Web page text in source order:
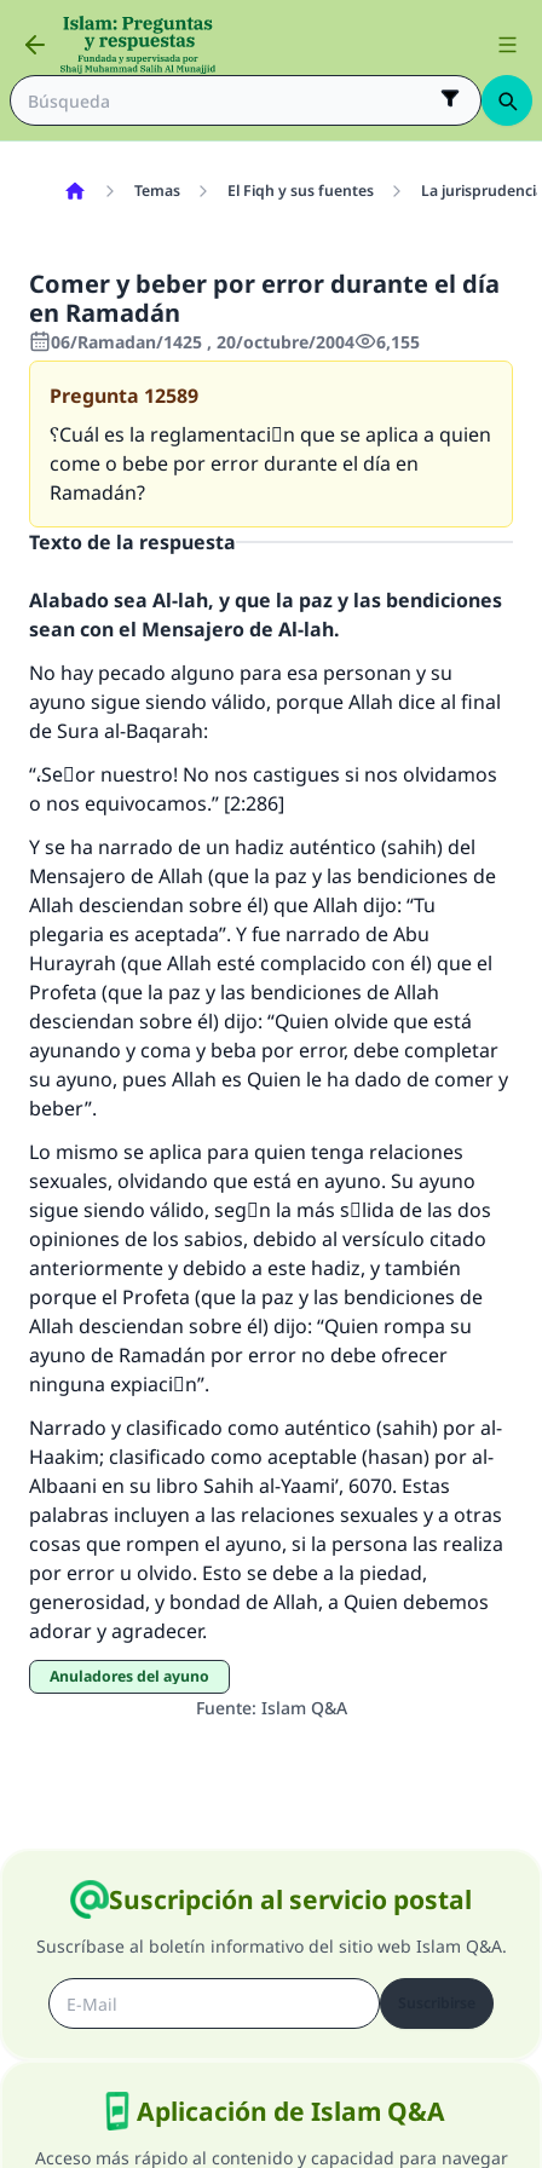
Temas El Fiqh y sus fuentes La
Comer y beber por error durante el día
en Ramadán
06/Ramadan/1425 , 20/octubre/2004 6,155
Pregunta 12589
؟Cuál es la reglamentaciَn que se aplica a quien
come o bebe por error durante el día en
Ramadán?
Texto de la respuesta
Alabado sea Al-lah, y que la paz y las bendiciones
sean con el Mensajero de Al-lah.
No hay pecado alguno para esa personan y su
ayuno sigue siendo válido, porque Allah dice al final
de Sura al-Baqarah:
“،Seٌor nuestro! No nos castigues si nos olvidamos
o nos equivocamos.” [2:286]
Y se ha narrado de un hadiz auténtico (sahih) del
Mensajero de Allah (que la paz y las bendiciones de
Allah desciendan sobre él) que Allah dijo: “Tu
plegaria es aceptada”. Y fue narrado de Abu
Hurayrah (que Allah esté complacido con él) que el
Profeta (que la paz y las bendiciones de Allah
desciendan sobre él) dijo: “Quien olvide que está
ayunando y coma y beba por error, debe completar
su ayuno, pues Allah es Quien le ha dado de comer y
beber”.
Lo mismo se aplica para quien tenga relaciones
sexuales, olvidando que está en ayuno. Su ayuno
sigue siendo válido, segْn la más sَlida de las dos
opiniones de los sabios, debido al versículo citado
anteriormente y debido a este hadiz, y también
porque el Profeta (que la paz y las bendiciones de
Allah desciendan sobre él) dijo: “Quien rompa su
ayuno de Ramadán por error no debe ofrecer
ninguna expiaciَn”.
Narrado y clasificado como auténtico (sahih) por al-
Haakim; clasificado como aceptable (hasan) por al-
Albaani en su libro Sahih al-Yaami’, 6070. Estas
palabras incluyen a las relaciones sexuales y a otras
cosas que rompen el ayuno, si la persona las realiza
por error u olvido. Esto se debe a la piedad,
generosidad, y bondad de Allah, a Quien debemos
adorar y agradecer.
Anuladores del ayuno
Fuente: Islam Q&A
Suscripción al servicio postal
Suscríbase al boletín informativo del sitio web Islam Q&A.
Aplicación de Islam Q&A
Acceso más rápido al contenido y capacidad para navegar
La respuesta no. 110845 salvó un
Desde la Q hasta la A, su contribución ayuda a
IslamQA.
Profeta ﷺ dijo:
"Una persona que orienta a otros a hacer el
bien obtendrá la misma recompensa que
aquellos que lo realicen."
(MUSLIM, 1893)
Contribuir